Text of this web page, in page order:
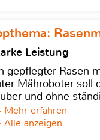
Leistung
gepflegter Rasen
Mähroboter soll
und ohne
Mehr erfahren
Alle anzeigen